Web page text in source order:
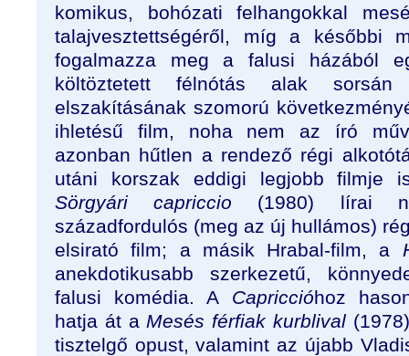
komikus, bohózati felhangokkal
talajvesztettségéről, míg a későbbi
fogalmazza meg a falusi házából
költöztetett félnótás alak
elszakításának szomorú
ihletésű film, noha nem az író
azonban hűtlen a rendező régi
utáni korszak eddigi legjobb filmje
Sörgyári capriccio (1980) lírai
századfordulós (meg az új hullámos)
elsirató film; a másik Hrabal-film, a
anekdotikusabb szerkezetű,
falusi komédia. A Capriccióhoz
hatja át a Mesés férfiak kurblival
tisztelgő opust, valamint az újabb